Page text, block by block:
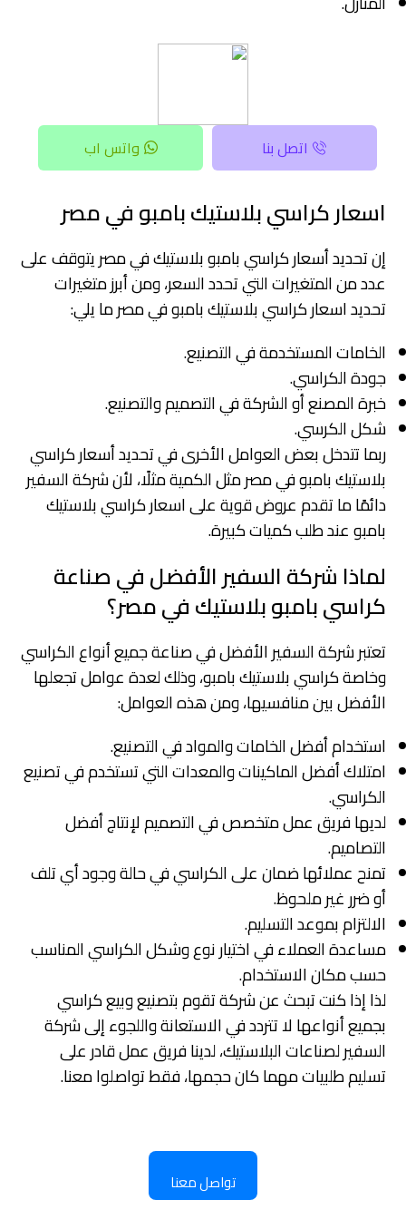
اتصل بنا واتس اب
اسعار كراسي بلاستيك بامبو في مصر
إن تحديد أسعار كراسي بامبو بلاستيك في مصر يتوقف على
عدد من المتغيرات التي تحدد السعر، ومن أبرز متغيرات
تحديد اسعار كراسي بلاستيك بامبو في مصر ما يلي:
الخامات المستخدمة في التصنيع.
جودة الكراسي.
خبرة المصنع أو الشركة في التصميم والتصنيع.
شكل الكرسي.
ربما تتدخل بعض العوامل الأخرى في تحديد أسعار كراسي
بلاستيك بامبو في مصر مثل الكمية مثلًا، لأن شركة السفير
دائمًا ما تقدم عروض قوية على اسعار كراسي بلاستيك
بامبو عند طلب كميات كبيرة.
لماذا شركة السفير الأفضل في صناعة
كراسي بامبو بلاستيك في مصر؟
تعتبر شركة السفير الأفضل في صناعة جميع أنواع الكراسي
وخاصة كراسي بلاستيك بامبو، وذلك لعدة عوامل تجعلها
الأفضل بين منافسيها، ومن هذه العوامل:
استخدام أفضل الخامات والمواد في التصنيع.
امتلاك أفضل الماكينات والمعدات التي تستخدم في تصنيع
الكراسي.
لديها فريق عمل متخصص في التصميم لإنتاج أفضل
التصاميم.
تمنح عملائها ضمان على الكراسي في حالة وجود أي تلف
أو ضرر غير ملحوظ.
الالتزام بموعد التسليم.
مساعدة العملاء في اختيار نوع وشكل الكراسي المناسب
حسب مكان الاستخدام.
لذا إذا كنت تبحث عن شركة تقوم بتصنيع وبيع كراسي
بجميع أنواعها لا تتردد في الاستعانة واللجوء إلى شركة
السفير لصناعات البلاستيك، لدينا فريق عمل قادر على
تسليم طلبيات مهما كان حجمها، فقط تواصلوا معنا.
تواصل معنا